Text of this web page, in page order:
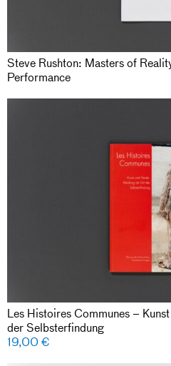
Steve Rushton: Masters of
Performance
Les Histoires Communes –
der Selbsterfindung
19,00€